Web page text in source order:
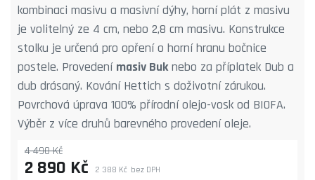
kombinaci masivu a masivní dýhy, horní plát z masivu
je volitelný ze 4 cm, nebo 2,8 cm masivu. Konstrukce
stolku je určená pro opření o horní hranu bočnice
postele. Provedení masiv Buknebo za příplatek Dub a
dub drásaný. Kování Hettich s doživotní zárukou.
Povrchová úprava 100% přírodní olejo-vosk od BIOFA.
Výběr z více druhů barevného provedení oleje.
2 890 Kč bez DPH
2 388 Kč
4 490 Kč